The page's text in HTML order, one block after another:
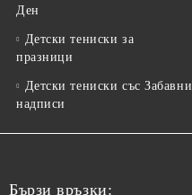
Ден
Детски тениски за
празници
Детски тениски със Забавни
надписи
Бързи връзки: